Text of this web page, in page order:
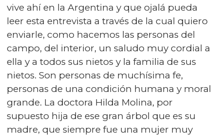
vive ahí en la Argentina y que ojalá pueda
leer esta entrevista a través de la cual quiero
enviarle, como hacemos las personas del
campo, del interior, un saludo muy cordial a
ella y a todos sus nietos y la familia de sus
nietos. Son personas de muchísima fe,
personas de una condición humana y moral
grande. La doctora Hilda Molina, por
supuesto hija de ese gran árbol que es su
madre, que siempre fue una mujer muy